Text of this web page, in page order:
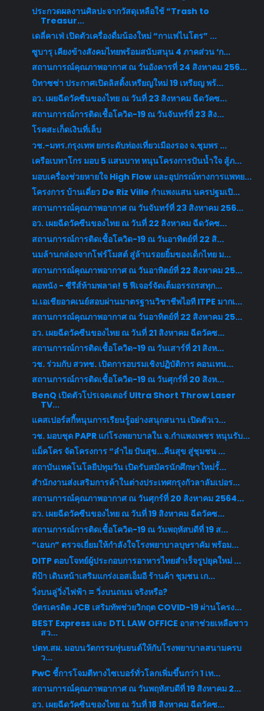
ประกวดผลงานศิลปะจากวัสดุเหลือใช้ “Trash to
Treasur...
เดลี่คาเฟ่ เปิดตัวเครื่องดื่มน้องใหม่ “กาแฟไนโตร” ...
ซูบารุ เคียงข้างสังคมไทยพร้อมสนับสนุน 4 ภาคส่วน ‘ก...
สถานการณ์คุณภาพอากาศ ณ วันอังคารที่ 24 สิงหาคม 256...
บิทาซซ่า ประกาศเปิดลิสติ้งเหรียญใหม่ 19 เหรียญ พร้...
อว. เผยฉีดวัคซีนของไทย ณ วันที่ 23 สิงหาคม ฉีดวัคซ...
สถานการณ์การติดเชื้อโควิด-19 ณ วันจันทร์ที่ 23 สิง...
โรคสะเก็ดเงินที่เล็บ
วช.-มทร.กรุงเทพ ยกระดับท่องเที่ยวเมืองรอง จ.ชุมพร ...
เครือเบทาโกร มอบ 5 แสนบาท หนุนโครงการปันน้ำใจ สู้ภ...
มอบเครื่องช่วยหายใจ High Flow และอุปกรณ์ทางการแพทย...
โครงการ บ้านเดี่ยว De Riz Ville กำแพงแสน นครปฐมเปิ...
สถานการณ์คุณภาพอากาศ ณ วันจันทร์ที่ 23 สิงหาคม 256...
อว. เผยฉีดวัคซีนของไทย ณ วันที่ 22 สิงหาคม ฉีดวัคซ...
สถานการณ์การติดเชื้อโควิด-19 ณ วันอาทิตย์ที่ 22 สิ...
นมล้านกล่องจากโฟร์โมสต์ สู่ล้านรอยยิ้มของเด็กไทย ม...
สถานการณ์คุณภาพอากาศ ณ วันอาทิตย์ที่ 22 สิงหาคม 25...
คอหนัง - ซีรีส์ห้ามพลาด! 5 ฟีเจอร์จัดเต็มอรรถรสทุก...
ม.เอเชียอาคเนย์สอบผ่านมาตรฐานวิชาชีพไอที ITPE มากเ...
สถานการณ์คุณภาพอากาศ ณ วันอาทิตย์ที่ 22 สิงหาคม 25...
อว. เผยฉีดวัคซีนของไทย ณ วันที่ 21 สิงหาคม ฉีดวัคซ...
สถานการณ์การติดเชื้อโควิด-19 ณ วันเสาร์ที่ 21 สิงห...
วช. ร่วมกับ สวทช. เปิดการอบรมเชิงปฏิบัติการ คอนเทน...
สถานการณ์การติดเชื้อโควิด-19 ณ วันศุกร์ที่ 20 สิงห...
BenQ เปิดตัวโปรเจคเตอร์ Ultra Short Throw Laser
TV...
แคสเปอร์สกี้หนุนการเรียนรู้อย่างสนุกสนาน เปิดตัวเว...
วช. มอบชุด PAPR แก่โรงพยาบาลใน จ.กำแพงเพชร หนุนรับ...
แม็คโคร จัดโครงการ “ลำไย ปันสุข...คืนสุข สู่ชุมชน ...
สถาบันเทคโนโลยีปทุมวัน เปิดรับสมัครนักศึกษาใหม่รั้...
สำนักงานส่งเสริมการค้าในต่างประเทศกรุงกัวลาลัมเปอร...
สถานการณ์คุณภาพอากาศ ณ วันศุกร์ที่ 20 สิงหาคม 2564...
อว. เผยฉีดวัคซีนของไทย ณ วันที่ 19 สิงหาคม ฉีดวัคซ...
สถานการณ์การติดเชื้อโควิด-19 ณ วันพฤหัสบดีที่ 19 ส...
“เอนก” ตรวจเยี่ยมให้กำลังใจโรงพยาบาลบุษราคัม พร้อม...
DITP ตอบโจทย์ผู้ประกอบการอาหารไทยสำเร็จรูปยุคใหม่ ...
ดีป้า เดินหน้าเสริมแกร่งเอสเอ็มอี ร้านค้า ชุมชน เก...
วิ่งบนลู่วิ่งไฟฟ้า = วิ่งบนถนน จริงหรือ?
บัตรเครดิต JCB เสริมทัพช่วยวิกฤต COVID-19 ผ่านโครง...
BEST Express และ DTL LAW OFFICE อาสาช่วยเหลือชาว
สว...
ปตท.สผ. มอบนวัตกรรมหุ่นยนต์ให้กับโรงพยาบาลสนามครบ
ว...
PwC ชี้การโจมตีทางไซเบอร์ทั่วโลกเพิ่มขึ้นกว่า 1 เท...
สถานการณ์คุณภาพอากาศ ณ วันพฤหัสบดีที่ 19 สิงหาคม 2...
อว. เผยฉีดวัคซีนของไทย ณ วันที่ 18 สิงหาคม ฉีดวัคซ...